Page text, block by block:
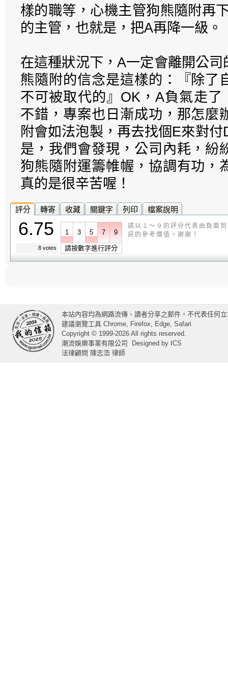
樣的職等，心機主管狗熊隨附再
的主管，也就是，把A再降一級。
在這種狀況下，A一定會離開公
熊隨附的信念是這樣的：『除了
不可被取代的』OK，A負氣走
不錯，專案也日漸成功，那怎麼
附會如法泡製，再去找個E來對
是，我們會發現，公司內耗，紛
狗熊隨附運籌帷幄，協調有功，
真的是很辛苦喔！
評分 轉寄 收藏 關鍵字 列印 檔案說明
6.75
8 votes
1 3 5 7 9
請按數字進行評分
請以１～９的評分代表由負面
訊的參考價值。謝謝！
本站內容均為網路流傳、讀者分享之郵件，不代表任何
建議瀏覽工具 Chrome, Firefox, Edge, Safari
Copyright © 1999-2026 All rights reserved.
潮流娛樂事業有限公司
Designed by ICS
法律顧問 陳志浩 律師